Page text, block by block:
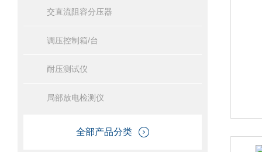
交直流阻容分压器
调压控制箱/台
耐压测试仪
局部放电检测仪
全部产品分类